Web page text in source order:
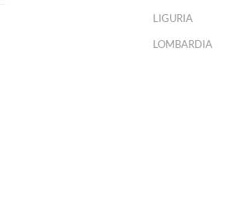
LIGURIA
LOMBARDIA